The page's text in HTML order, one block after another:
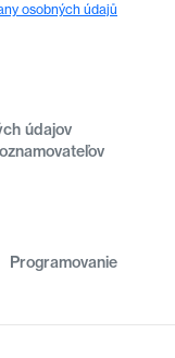
Programovanie
osobných údajů
údajov